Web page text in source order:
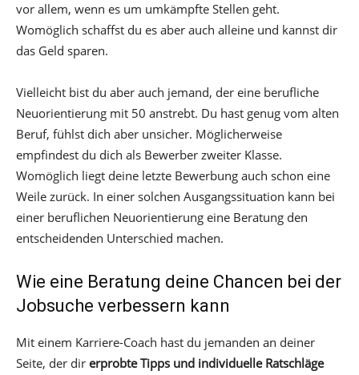
vor allem, wenn es um umkämpfte Stellen geht.
Womöglich schaffst du es aber auch alleine und kannst dir
das Geld sparen.
Vielleicht bist du aber auch jemand, der eine berufliche
Neuorientierung mit 50 anstrebt. Du hast genug vom alten
Beruf, fühlst dich aber unsicher. Möglicherweise
empfindest du dich als Bewerber zweiter Klasse.
Womöglich liegt deine letzte Bewerbung auch schon eine
Weile zurück. In einer solchen Ausgangssituation kann bei
einer beruflichen Neuorientierung eine Beratung den
entscheidenden Unterschied machen.
Wie eine Beratung deine Chancen bei der
Jobsuche verbessern kann
Mit einem Karriere-Coach hast du jemanden an deiner
Seite, der dir erprobte Tipps und individuelle Ratschläge